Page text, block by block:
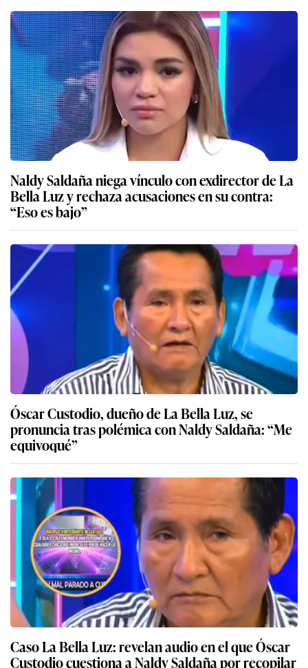
Naldy Saldaña niega vínculo con exdirector de La
Bella Luz y rechaza acusaciones en su contra:
“Eso es bajo”
Óscar Custodio, dueño de La Bella Luz, se
pronuncia tras polémica con Naldy Saldaña: “Me
equivoqué”
Caso La Bella Luz: revelan audio en el que Óscar
Custodio cuestiona a Naldy Saldaña por recopilar